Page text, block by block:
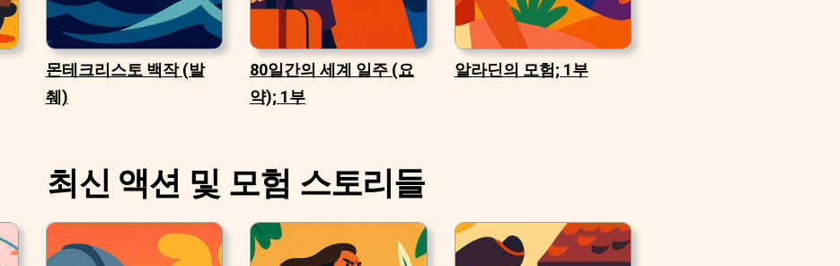
몬테크리스토 백작 (발
췌)
80일간의 세계 일주 (요
약); 1부
알라딘의 모험; 1부
최신 액션 및 모험 스토리들